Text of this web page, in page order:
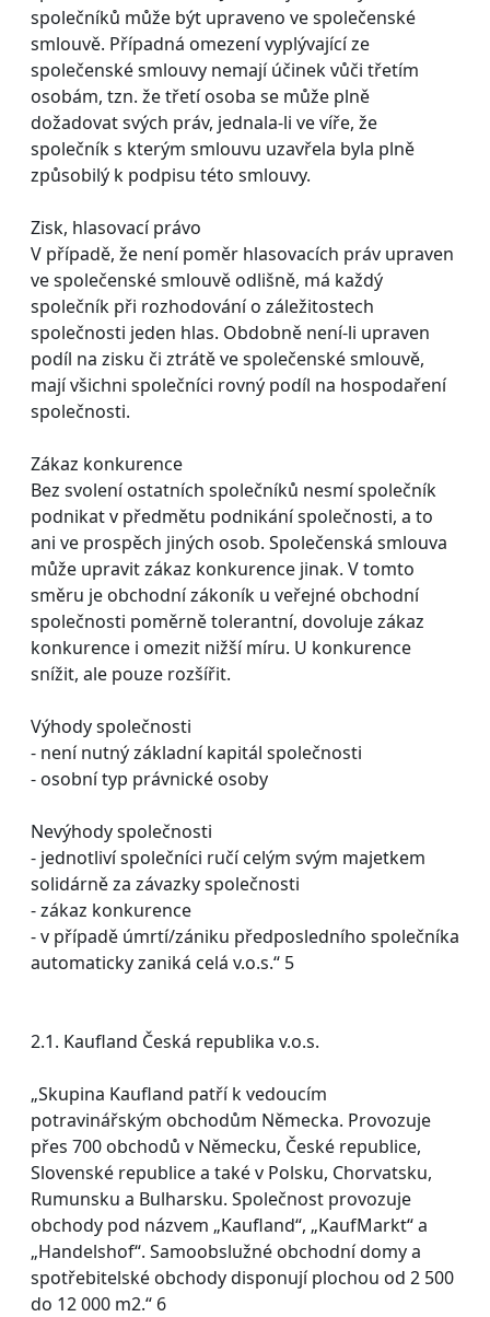
společníků může být upraveno ve společenské
smlouvě. Případná omezení vyplývající ze
společenské smlouvy nemají účinek vůči třetím
osobám, tzn. že třetí osoba se může plně
dožadovat svých práv, jednala-li ve víře, že
společník s kterým smlouvu uzavřela byla plně
způsobilý k podpisu této smlouvy.
Zisk, hlasovací právo
V případě, že není poměr hlasovacích práv upraven
ve společenské smlouvě odlišně, má každý
společník při rozhodování o záležitostech
společnosti jeden hlas. Obdobně není-li upraven
podíl na zisku či ztrátě ve společenské smlouvě,
mají všichni společníci rovný podíl na hospodaření
společnosti.
Zákaz konkurence
Bez svolení ostatních společníků nesmí společník
podnikat v předmětu podnikání společnosti, a to
ani ve prospěch jiných osob. Společenská smlouva
může upravit zákaz konkurence jinak. V tomto
směru je obchodní zákoník u veřejné obchodní
společnosti poměrně tolerantní, dovoluje zákaz
konkurence i omezit nižší míru. U konkurence
snížit, ale pouze rozšířit.
Výhody společnosti
- není nutný základní kapitál společnosti
- osobní typ právnické osoby
Nevýhody společnosti
- jednotliví společníci ručí celým svým majetkem
solidárně za závazky společnosti
- zákaz konkurence
- v případě úmrtí/zániku předposledního společníka
automaticky zaniká celá v.o.s.“ 5
2.1. Kaufland Česká republika v.o.s.
„Skupina Kaufland patří k vedoucím
potravinářským obchodům Německa. Provozuje
přes 700 obchodů v Německu, České republice,
Slovenské republice a také v Polsku, Chorvatsku,
Rumunsku a Bulharsku. Společnost provozuje
obchody pod názvem „Kaufland“, „KaufMarkt“ a
„Handelshof“. Samoobslužné obchodní domy a
spotřebitelské obchody disponují plochou od 2 500
do 12 000 m2.“ 6